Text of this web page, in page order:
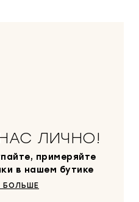
ЛИЧНО!
примеряйте
в нашем бутике
БОЛЬШЕ